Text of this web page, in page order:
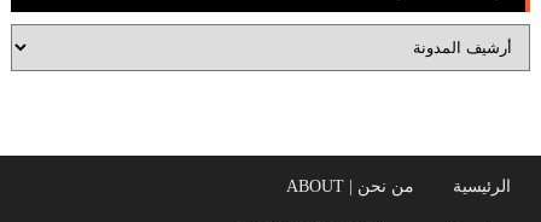
الرئيسية من نحن | ABOUT